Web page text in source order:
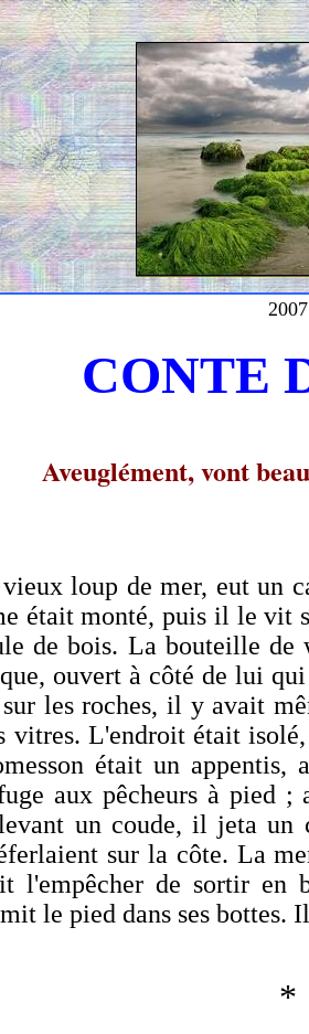
2007
CONTE
Aveuglément, vont
loup de mer, eut un
était monté, puis il le vit
de bois. La bouteille de
ouvert à côté de lui
les roches, il y avait
vitres. L'endroit était
était un appentis,
aux pêcheurs à pied
un coude, il jeta
sur la côte. La
l'empêcher de sortir en
le pied dans ses bottes.
*